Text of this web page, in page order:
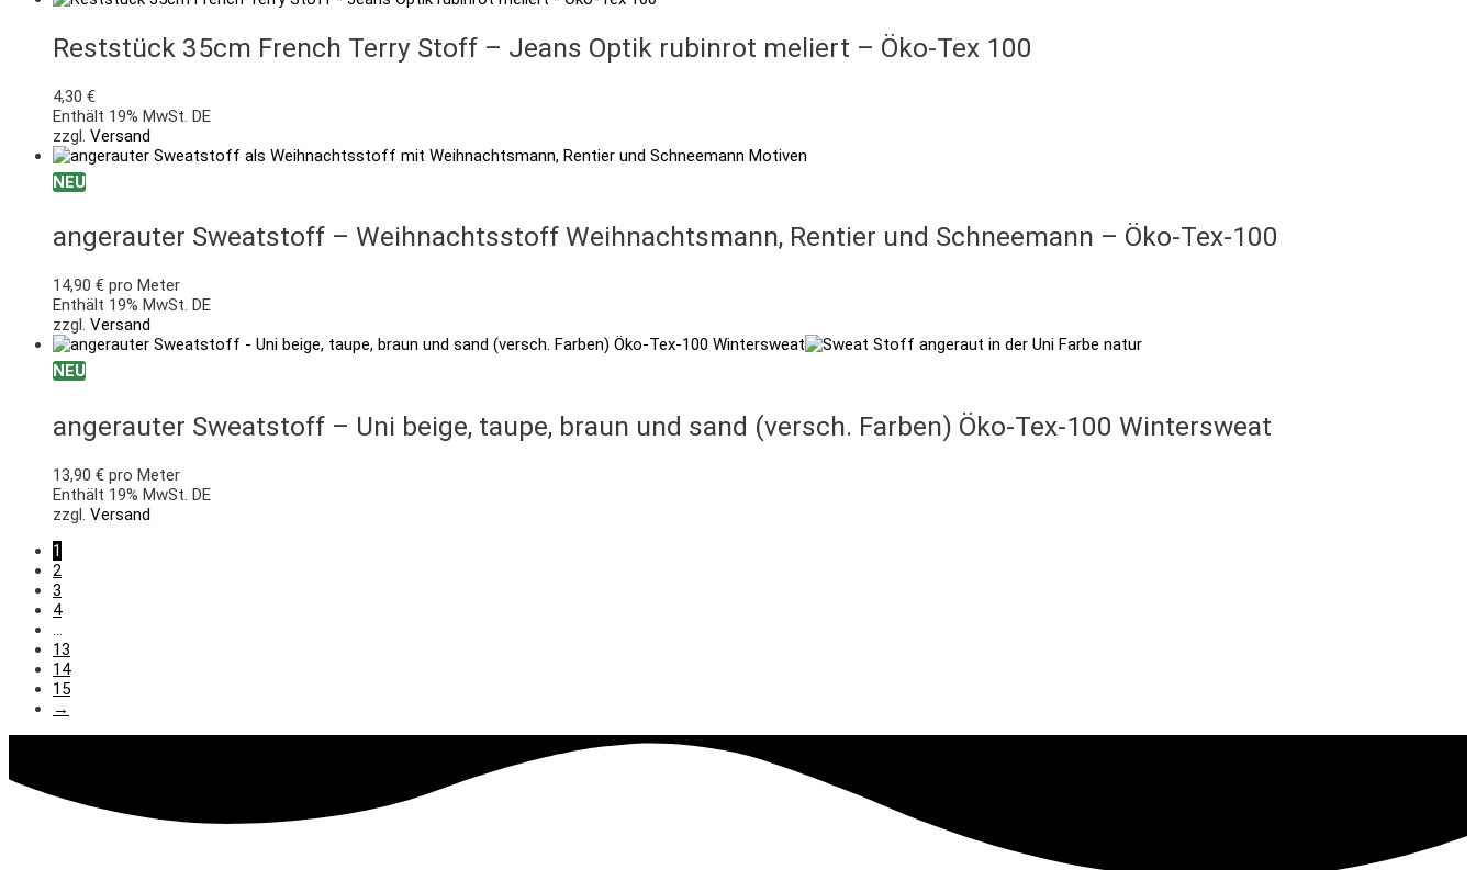
Reststück 35cm French Terry Stoff – Jeans Optik rubinrot meliert – Öko-Tex 100
4,30 €
Enthält 19% MwSt. DE
zzgl. Versand
NEU
angerauter Sweatstoff – Weihnachtsstoff Weihnachtsmann, Rentier und Schneemann – Öko-Tex-100
14,90 € pro Meter
Enthält 19% MwSt. DE
zzgl. Versand
NEU
angerauter Sweatstoff – Uni beige, taupe, braun und sand (versch. Farben) Öko-Tex-100 Wintersweat
13,90 € pro Meter
Enthält 19% MwSt. DE
zzgl. Versand
1
2
3
4
…
13
14
15
→